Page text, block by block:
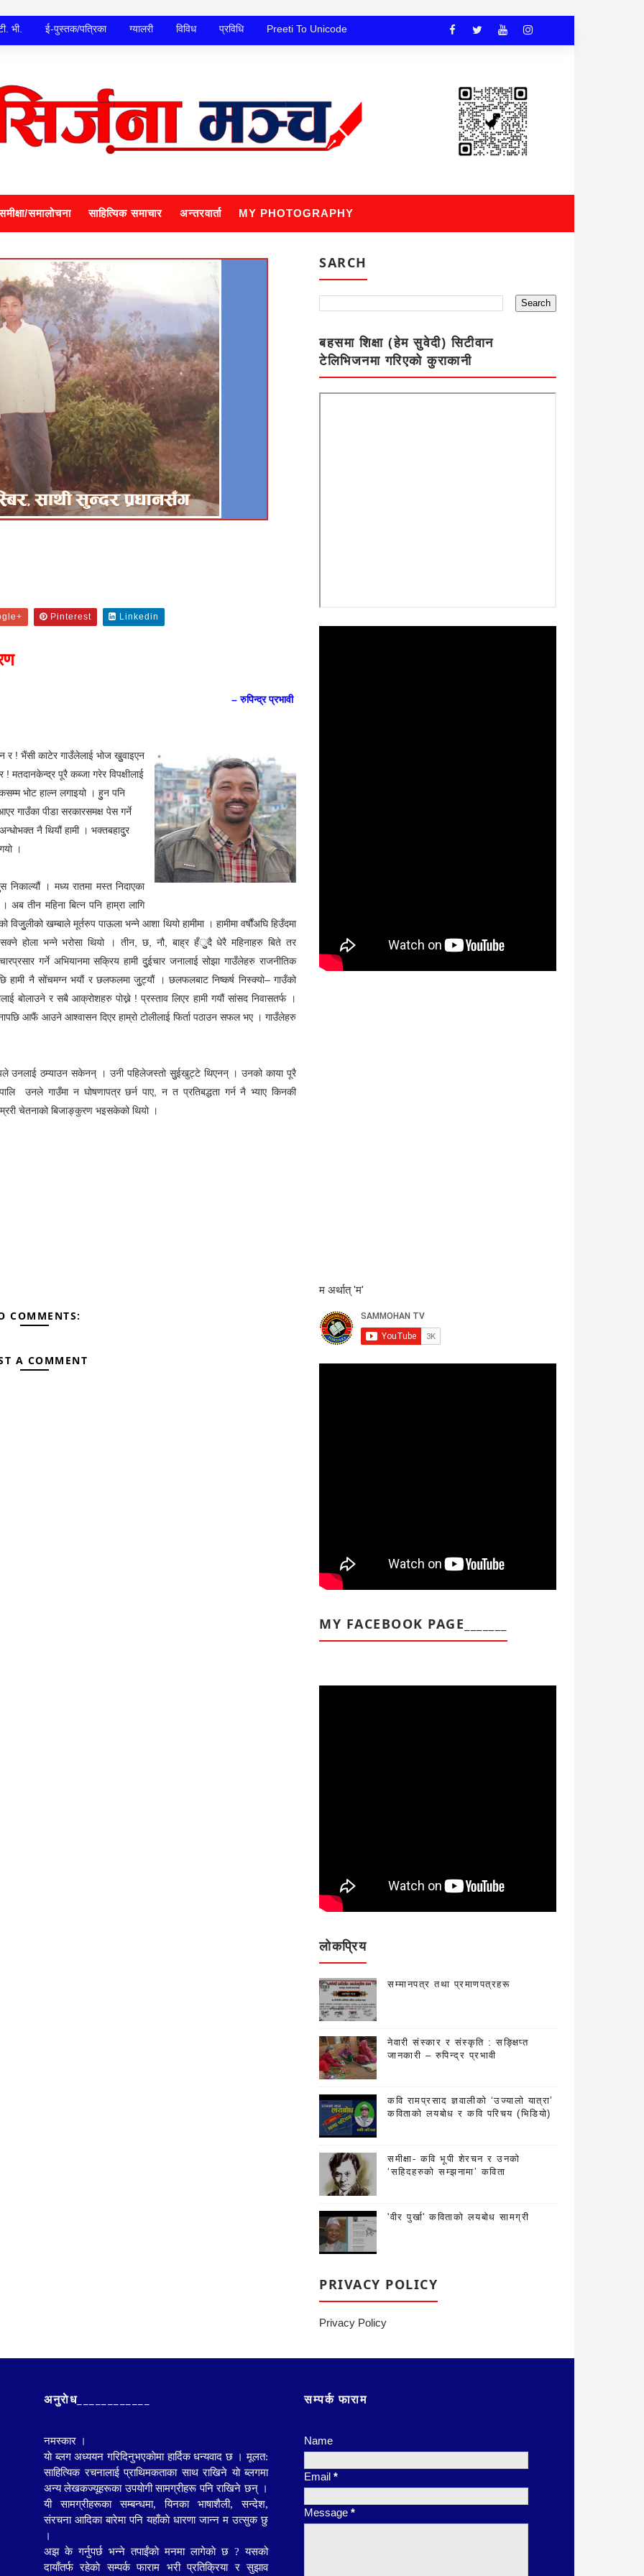
भी. ई-पुस्तक/पत्रिका ग्यालरी विविध प्रविधि Preeti To Unicode
समालोचना साहित्यिक समाचार अन्तरवार्ता MY PHOTOGRAPHY
– रुपिन्द्र प्रभावी
र ! भैंसी काटेर गाउँलेलाई भोज खुुवाइएन
मतदानकेन्द्र पूरै कब्जा गरेर विपक्षीलाई
भोट हाल्न लगाइयो । हुुन पनि
अन्धोभक्त नै थियौं हामी । भक्तबहादुुर
।
। मध्य रातमा मस्त निदाएका
तीन महिना बित्न पनि हाम्रा लागि
विजुुलीको खम्बाले मूर्तरुप पाऊला भन्ने आशा थियो हामीमा । हामीमा वर्षौंअघि हिउँदमा
होला भन्ने भरोसा थियो । तीन, छ, नौ, बाह्र हँुुदै धेरै महिनाहरु बिते तर
गर्ने अभियानमा सक्रिय हामी दुुईचार जनालाई सोझा गाउँलेहरु राजनीतिक
हामी नै सोंचमग्न भयौं र छलफलमा जुुट्यौं । छलफलबाट निष्कर्ष निस्क्यो– गाउँको
आफैं आउने आश्वासन दिएर हाम्रो टोलीलाई फिर्ता पठाउन सफल भए । गाउँलेहरु
SARCH
बहसमा शिक्षा (हेम सुवेदी) सिटीवान
टेलिभिजनमा गरिएको कुराकानी
म अर्थात् 'म'
MY FACEBOOK PAGE_______
लोकप्रिय
सम्मानपत्र तथा प्रमाणपत्रहरू
नेवारी संस्कार र संस्कृति : सङ्क्षिप्त
जानकारी – रुपिन्द्र प्रभावी
कवि रामप्रसाद ज्ञवालीको ‘उज्यालो यात्रा’
कविताको लयबोध र कवि परिचय (भिडियो)
समीक्षा- कवि भूपी शेरचन र उनको
‘सहिदहरुको सम्झनामा’ कविता
'वीर पुर्खा' कविताको लयबोध सामग्री
PRIVACY POLICY
Privacy Policy
अनुराेध____________
नमस्कार ।
याे ब्लग अध्ययन गरिदिनुभएकाेमा हार्दिक धन्यवाद छ । मूलत:
साहित्यिक रचनालाई प्राथिमकताका साथ राखिने याे ब्लगमा
अन्य लेखकज्यूहरूकाउपयाेगी सामग्रीहरू पनि राखिने छन् ।
यी सामग्रीहरूका सम्बन्धमा, यिनका भाषाशैली, सन्देश,
संरचना आदिका बारेमा पनि यहाँकाे धारणा जान्न म उत्सुक छु
।
अझ के गर्नुपर्छ भन्ने तपाईंकाे मनमा लागेकाे छ ? यसको
दायाँतर्फ रहेकाे सम्पर्क फाराम भरी प्रतिक्रिया र सुझाव
सम्पर्क फाराम
Name
Email *
Message *